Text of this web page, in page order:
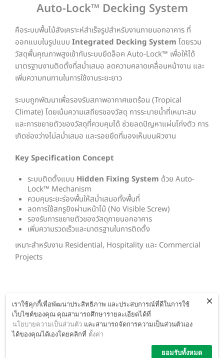
Auto-Lock™ Decking System
คือระบบพื้นไม้สังเคราะห์สำเร็จรูปสำหรับงานภายนอกอาคาร ที่
ออกแบบในรูปแบบ Integrated Decking System โดยรวม
วัสดุพื้นคุณภาพสูงเข้ากับระบบยึดล็อค Auto-Lock™ เพื่อให้ได้
มาตรฐานงานติดตั้งที่สม่ำเสมอ ลดความคลาดเคลื่อนหน้างาน และ
เพิ่มความทนทานในการใช้งานระยะยาว
ระบบถูกพัฒนาเพื่อรองรับสภาพอากาศเขตร้อน (Tropical
Climate) โดยเน้นความเสถียรของวัสดุ การระบายน้ำที่เหมาะสม
และการขยายตัวของวัสดุที่ควบคุมได้ ช่วยลดปัญหาแผ่นโก่งตัว การ
เกิดช่องว่างไม่สม่ำเสมอ และรอยยึดที่มองเห็นบนผิวงาน
Key Specification Concept
ระบบติดตั้งแบบ Hidden Fixing System ด้วย Auto-
Lock™ Mechanism
ควบคุมระยะร่องพื้นให้สม่ำเสมอทั้งพื้นที่
ลดการใช้สกรูยิงผ่านหน้าไม้ (No Visible Screw)
รองรับการขยายตัวของวัสดุภายนอกอาคาร
เพิ่มความรวดเร็วและมาตรฐานในการติดตั้ง
เหมาะสำหรับงาน Residential, Hospitality และ Commercial
Projects
WWW.IDM.CO.TH
เราใช้คุกกี้เพื่อพัฒนาประสิทธิภาพ และประสบการณ์ที่ดีในการใช้
เว็บไซต์ของคุณ คุณสามารถศึกษารายละเอียดได้ที่
นโยบายความเป็นส่วนตัว และสามารถจัดการความเป็นส่วนตัวเอง
ได้ของคุณได้เองโดยคลิกที่ ตั้งค่า
ยอมรับทั้งหมด